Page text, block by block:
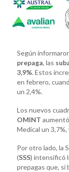
Según
prepaga, las
3,9%. Estos
en febrero,
un 2,4%.
Los nuevos
OMINT
Medical un 3,7%,
Por otro lado, la
(SSS) intensificó
prepagas que, si